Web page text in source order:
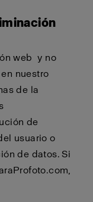
web y no
nuestro
de la
de
usuario o
de datos. Si
Profoto.com,